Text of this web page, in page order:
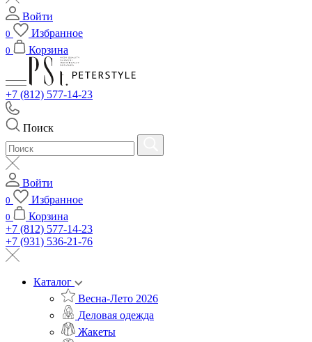
Войти
0 Избранное
0 Корзина
+7 (812) 577-14-23
Поиск
Войти
0 Избранное
0
Корзина
+7 (812) 577-14-23
+7 (931) 536-21-76
Каталог
Весна-Лето 2026
Деловая одежда
Жакеты